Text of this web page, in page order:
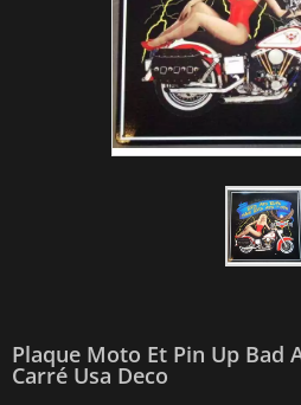
Plaque Moto Et Pin Up Bad
Carré Usa Deco